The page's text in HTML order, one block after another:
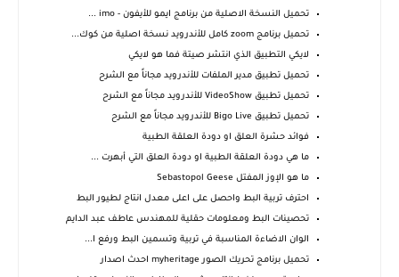
تحميل النسخة الاصلية من برنامج ايمو للأيفون - imo ...
تحميل برنامج zoom كامل للأندرويد نسخة اصلية من كوك...
لايكي التطبيق الذي انتشر صيتة فما هو لايكي
تحميل تطبيق مدير الملفات للأندرويد مجاناً مع الشرح
تحميل تطبيق VideoShow‏ للأندرويد مجاناً مع الشرح
تحميل تطبيق Bigo Live للأندرويد مجاناً مع الشرح
فوائد حشرة العلق او دودة العلقة الطبية
ما هي دودة العلقة الطبية او دودة العلق التي أبهرت ...
ما هو الإوز المفتل Sebastopol Geese
احترف تربية البط واحصل على اعلى معدل انتاج لطيور البط
تحصينات البط ومعلومات حقلية للمهندس عاطف عبد الدايم
الوان الاضاءة المناسبة في تربية وتسمين البط ورفع ا...
تحميل برنامج تحريك الصور myheritage احدث اصدار